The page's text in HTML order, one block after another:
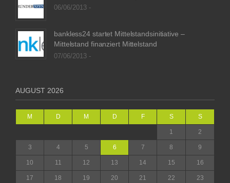
06/06/2013 -
bankless24 startet Mittelstandsinitiative –
Mittelstand finanziert Mittelstand
07/06/2013 -
AUGUST 2026
M D M D F S S
1 2
3 4 5 6 7 8 9
10 11 12 13 14 15 16
17 18 19 20 21 22 23